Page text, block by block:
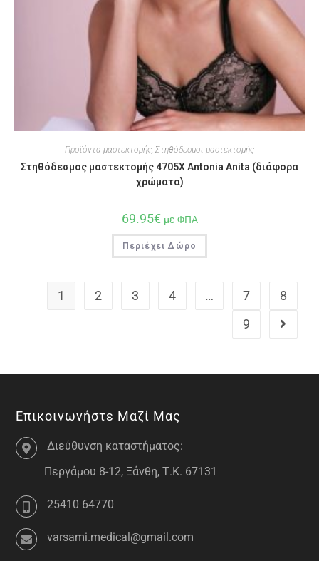
Προϊόντα μαστεκτομής, Στηθόδεσμοι μαστεκτομής
Στηθόδεσμος μαστεκτομής 4705X Antonia Anita (διάφορα
χρώματα)
69.95€ με ΦΠΑ
Περιέχει Δώρο
1 2 3 4 … 7
8
9
Επικοινωνήστε Μαζί Μας
Διεύθυνση καταστήματος:
Περγάμου 8-12, Ξάνθη, Τ.Κ. 67131
25410 64770
varsami.medical@gmail.com